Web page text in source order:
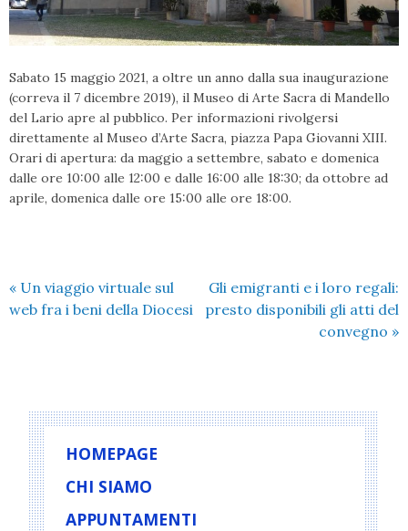
Sabato 15 maggio 2021, a oltre un anno dalla sua inaugurazione
(correva il 7 dicembre 2019), il Museo di Arte Sacra di Mandello
del Lario apre al pubblico. Per informazioni rivolgersi
direttamente al Museo d’Arte Sacra, piazza Papa Giovanni XIII.
Orari di apertura: da maggio a settembre, sabato e domenica
dalle ore 10:00 alle 12:00 e dalle 16:00 alle 18:30; da ottobre ad
aprile, domenica dalle ore 15:00 alle ore 18:00.
« Un viaggio virtuale sul
web fra i beni della Diocesi
Gli emigranti e i loro regali:
presto disponibili gli atti del
convegno »
HOMEPAGE
CHI SIAMO
APPUNTAMENTI